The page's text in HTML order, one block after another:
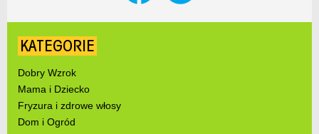
KATEGORIE
Dobry Wzrok
Mama i Dziecko
Fryzura i zdrowe włosy
Dom i Ogród